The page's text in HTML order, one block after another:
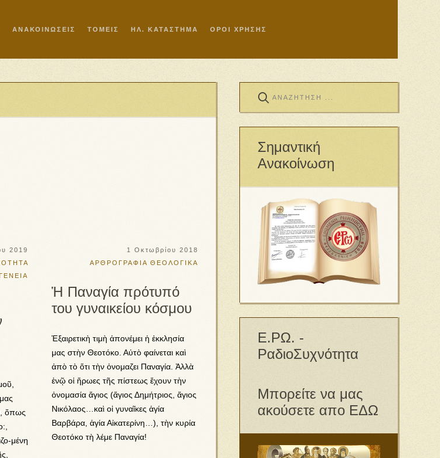
ΑΝΑΚΟΙΝΩΣΕΙΣ ΤΟΜΕΙΣ ΗΛ. ΚΑΤΑΣΤΗΜΑ ΟΡΟΙ ΧΡΗΣΗΣ
2019
ὅπως
μένη
1 Οκτωβρίου 2018
ΑΡΘΡΟΓΡΑΦΙΑ ΘΕΟΛΟΓΙΚΑ
Ἡ Παναγία πρότυπό
του γυναικείου κόσμου
Ἑξαιρετικὴ τιμὴ ἀπονέμει ἡ ἐκκλησία
μας στὴν Θεοτόκο. Αὐτὸ φαίνεται καὶ
ἀπὸ τὸ ὅτι τὴν ὀνομαζει Παναγία. Ἀλλὰ
ἐνῷ οἱ ἥρωες τῆς πίστεως ἔχουν τὴν
ὀνομασία ἅγιος (ἅγιος Δημήτριος, ἅγιος
Νικόλαος…καὶ οἱ γυναῖκες ἁγία
Βαρβάρα, ἁγία Αἰκατερίνη…), τὴν κυρία
Θεοτόκο τὴ λέμε Παναγία!
Σημαντική
Ανακοίνωση
Ε.ΡΩ. -
ΡαδιοΣυχνότητα
Μπορείτε να μας
ακούσετε απο ΕΔΩ